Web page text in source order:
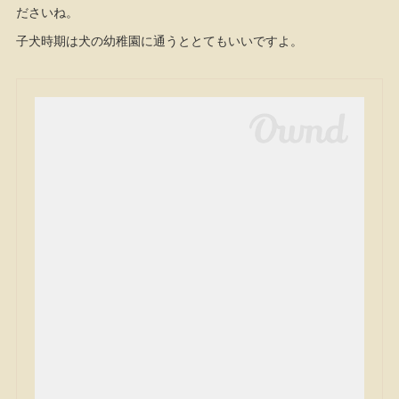
ださいね。
子犬時期は犬の幼稚園に通うととてもいいですよ。